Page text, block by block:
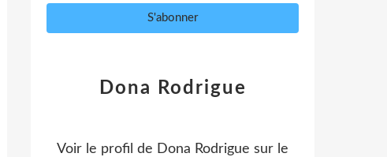
Dona Rodrigue
Voir le profil de Dona Rodrigue sur le